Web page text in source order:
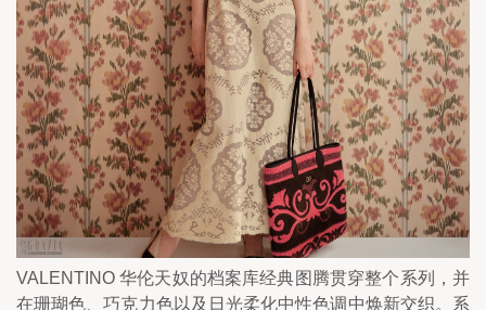
VALENTINO 华伦天奴的档案库经典图腾贯穿整个系列，并
在珊瑚色、巧克力色以及日光柔化中性色调中焕新交织。系